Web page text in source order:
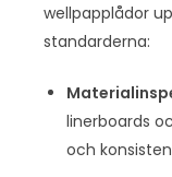
wellpapplådor
standarderna:
linerboards
och